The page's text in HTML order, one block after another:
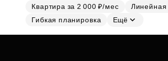
Квартира за 2 000 ₽/мес
Линейная
Гибкая планировка
Ещё